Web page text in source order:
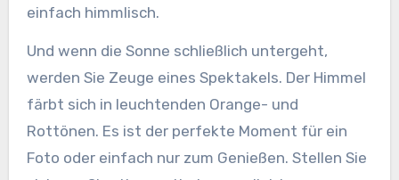
einfach himmlisch.
Und wenn die Sonne schließlich untergeht,
werden Sie Zeuge eines Spektakels. Der Himmel
färbt sich in leuchtenden Orange- und
Rottönen. Es ist der perfekte Moment für ein
Foto oder einfach nur zum Genießen. Stellen Sie